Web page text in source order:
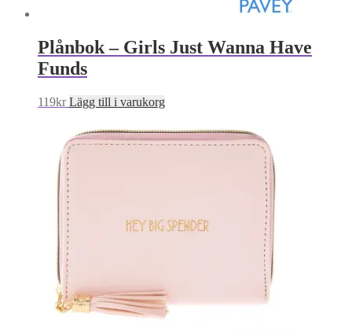
Plånbok – Girls Just Wanna Have
Funds
119kr Lägg till i varukorg